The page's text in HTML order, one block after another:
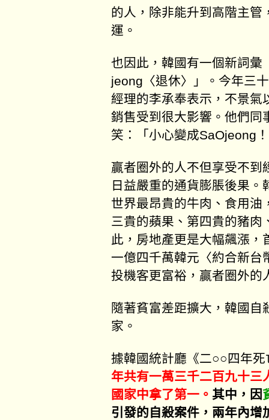
的人，除非能升到高階主管
運。
也因此，韓國有一個新詞彙
jeong〈退休〉」。今年三
經理的李承奉表示，不景氣
銷售受到很大影響。他們同
笑：「小心變成SaOjeong
贏者圈外的人不但享受不到
日益嚴重的通貨膨脹後果
世界最昂貴的牛肉、食用油
三貴的蘋果、第四貴的豬肉
此，房地產更是大幅飆漲，
一億四千萬韓元〈約合新台
投機客更富裕，贏者圈外的
隨著貧富差距擴大，韓國
家。
據韓國統計廳《二○○四年
年共有一萬三千二百九十三
國家中拿了第一。 其中，因
引發的自殺案件，兩年內增